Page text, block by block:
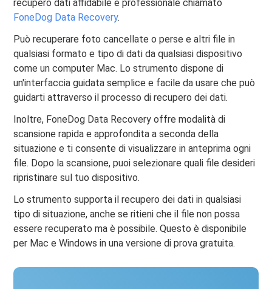
recupero dati affidabile e professionale chiamato
FoneDog Data Recovery.
Può recuperare foto cancellate o perse e altri file in
qualsiasi formato e tipo di dati da qualsiasi dispositivo
come un computer Mac. Lo strumento dispone di
un'interfaccia guidata semplice e facile da usare che può
guidarti attraverso il processo di recupero dei dati.
Inoltre, FoneDog Data Recovery offre modalità di
scansione rapida e approfondita a seconda della
situazione e ti consente di visualizzare in anteprima ogni
file. Dopo la scansione, puoi selezionare quali file desideri
ripristinare sul tuo dispositivo.
Lo strumento supporta il recupero dei dati in qualsiasi
tipo di situazione, anche se ritieni che il file non possa
essere recuperato ma è possibile. Questo è disponibile
per Mac e Windows in una versione di prova gratuita.